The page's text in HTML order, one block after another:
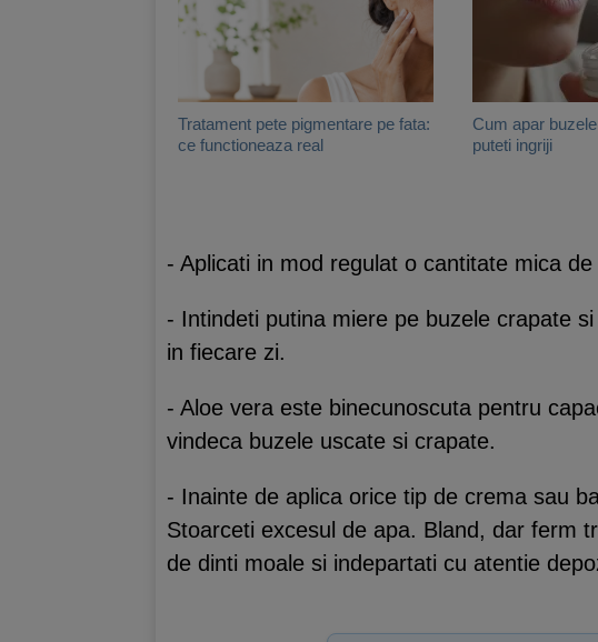
Tratament pete pigmentare pe fata:
ce functioneaza real
Cum apar
puteti ingriji
- Aplicati in mod regulat o cantitate mica
- Intindeti putina miere pe buzele crapate
in fiecare zi.
- Aloe vera este binecunoscuta pentru
vindeca buzele uscate si crapate.
- Inainte de aplica orice tip de crema sau
Stoarceti excesul de apa. Bland, dar ferm
de dinti moale si indepartati cu atentie